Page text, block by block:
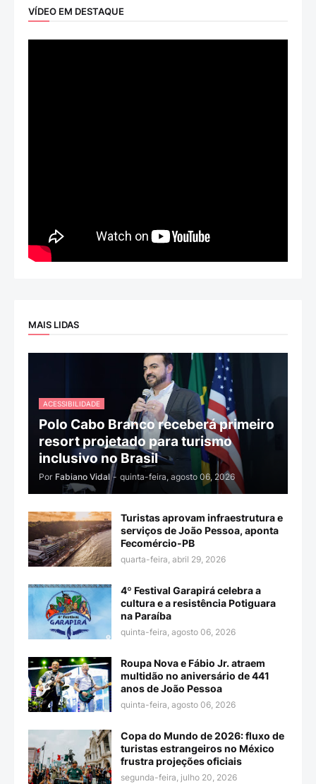
VÍDEO EM DESTAQUE
MAIS LIDAS
ACESSIBILIDADE
Polo Cabo Branco receberá primeiro
resort projetado para turismo
inclusivo no Brasil
Por Fabiano Vidal - quinta-feira, agosto 06, 2026
Turistas aprovam infraestrutura e
serviços de João Pessoa, aponta
Fecomércio-PB
quarta-feira, abril 29, 2026
4º Festival Garapirá celebra a
cultura e a resistência Potiguara
na Paraíba
quinta-feira, agosto 06, 2026
Roupa Nova e Fábio Jr. atraem
multidão no aniversário de 441
anos de João Pessoa
quinta-feira, agosto 06, 2026
Copa do Mundo de 2026: fluxo de
turistas estrangeiros no México
frustra projeções oficiais
segunda-feira, julho 20, 2026